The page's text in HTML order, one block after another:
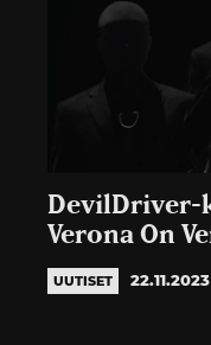
DevilDriver-
Verona On
UUTISET 22.11.2023